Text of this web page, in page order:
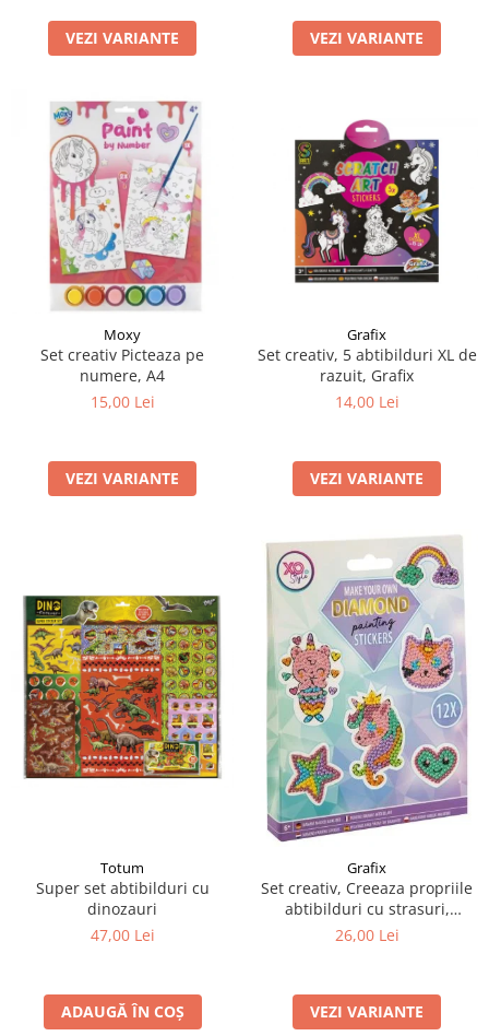
LEGO Art
LEGO Creator Expert
LEGO Ideas
LEGO Speed Champions
VEZI VARIANTE VEZI VARIANTE
Moxy
Set creativ Picteaza pe
numere, A4
15,00 Lei
VEZI VARIANTE
Grafix
Set creativ, 5 abtibilduri XL de
razuit, Grafix
14,00 Lei
VEZI VARIANTE
Totum
Super set abtibilduri cu
dinozauri
47,00 Lei
ADAUGĂ ÎN COȘ
Grafix
Set creativ, Creeaza propriile
abtibilduri cu strasuri,
Diamond paint stickers, Grafix
26,00 Lei
VEZI VARIANTE